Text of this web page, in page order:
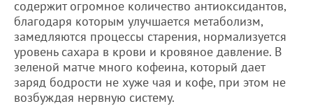
содержит огромное количество антиоксидантов,
благодаря которым улучшается метаболизм,
замедляются процессы старения, нормализуется
уровень сахара в крови и кровяное давление. В
зеленой матче много кофеина, который дает
заряд бодрости не хуже чая и кофе, при этом не
возбуждая нервную систему.